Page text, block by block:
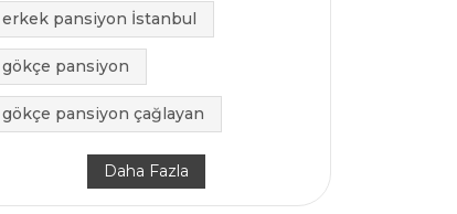
erkek pansiyon İstanbul
gökçe pansiyon
gökçe pansiyon çağlayan
Daha Fazla